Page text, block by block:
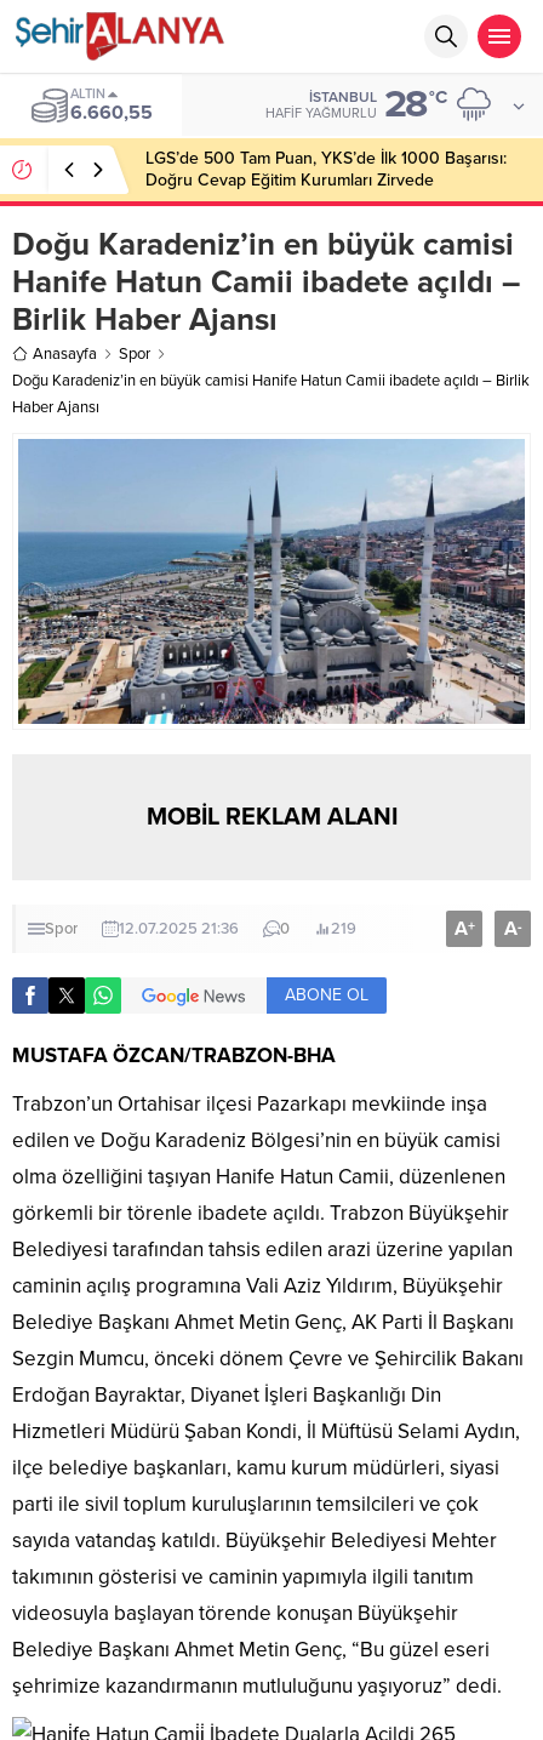
ALTIN
6.660,55
İSTANBUL
HAFIF YAĞMURLU 28°C
LGS’de 500 Tam Puan, YKS’de İlk 1000 Başarısı:
Doğru Cevap Eğitim Kurumları Zirvede
Doğu Karadeniz’in en büyük camisi
Hanife Hatun Camii ibadete açıldı –
Birlik Haber Ajansı
Anasayfa
Spor
Doğu Karadeniz’in en büyük camisi Hanife Hatun Camii ibadete açıldı – Birlik
Haber Ajansı
MOBİL REKLAM ALANI
Spor 12.07.2025 21:36 0 219 A+ A-
ABONE OL
MUSTAFA ÖZCAN/TRABZON-BHA
Trabzon’un Ortahisar ilçesi Pazarkapı mevkiinde inşa
edilen ve Doğu Karadeniz Bölgesi’nin en büyük camisi
olma özelliğini taşıyan Hanife Hatun Camii, düzenlenen
görkemli bir törenle ibadete açıldı. Trabzon Büyükşehir
Belediyesi tarafından tahsis edilen arazi üzerine yapılan
caminin açılış programına Vali Aziz Yıldırım, Büyükşehir
Belediye Başkanı Ahmet Metin Genç, AK Parti İl Başkanı
Sezgin Mumcu, önceki dönem Çevre ve Şehircilik Bakanı
Erdoğan Bayraktar, Diyanet İşleri Başkanlığı Din
Hizmetleri Müdürü Şaban Kondi, İl Müftüsü Selami Aydın,
ilçe belediye başkanları, kamu kurum müdürleri, siyasi
parti ile sivil toplum kuruluşlarının temsilcileri ve çok
sayıda vatandaş katıldı. Büyükşehir Belediyesi Mehter
takımının gösterisi ve caminin yapımıyla ilgili tanıtım
videosuyla başlayan törende konuşan Büyükşehir
Belediye Başkanı Ahmet Metin Genç, “Bu güzel eseri
şehrimize kazandırmanın mutluluğunu yaşıyoruz” dedi.